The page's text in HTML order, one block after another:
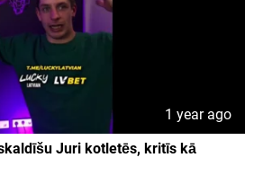
1 year ago
Juri kotletēs, kritīs kā